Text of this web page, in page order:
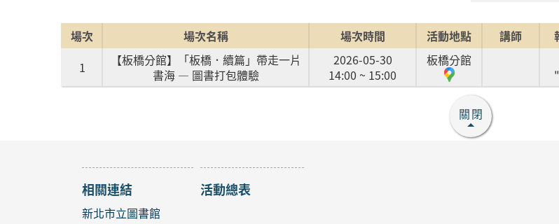
場次 場次名稱 場次時間 活動地點 講師
1
【板橋分館】「板橋．續篇」帶走一片
書海 — 圖書打包體驗
2026-05-30
14:00 ~ 15:00
板橋分館
關閉
相關連結
新北市立圖書館
活動總表